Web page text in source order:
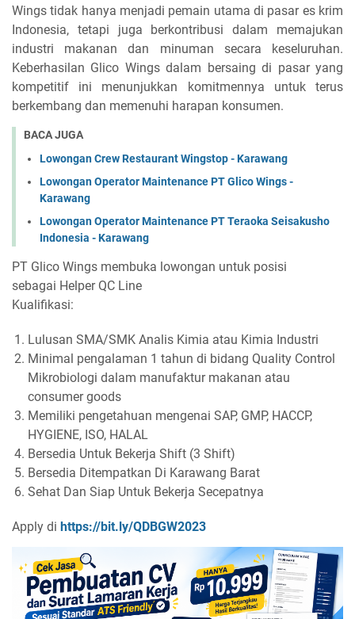
Wings tidak hanya menjadi pemain utama di pasar es krim
Indonesia, tetapi juga berkontribusi dalam memajukan
industri makanan dan minuman secara keseluruhan.
Keberhasilan Glico Wings dalam bersaing di pasar yang
kompetitif ini menunjukkan komitmennya untuk terus
berkembang dan memenuhi harapan konsumen.
BACA JUGA
Lowongan Crew Restaurant Wingstop - Karawang
Lowongan Operator Maintenance PT Glico Wings -
Karawang
Lowongan Operator Maintenance PT Teraoka Seisakusho
Indonesia - Karawang
PT Glico Wings membuka lowongan untuk posisi
sebagai Helper QC Line
Kualifikasi:
Lulusan SMA/SMK Analis Kimia atau Kimia Industri
Minimal pengalaman 1 tahun di bidang Quality Control
Mikrobiologi dalam manufaktur makanan atau
consumer goods
Memiliki pengetahuan mengenai SAP, GMP, HACCP,
HYGIENE, ISO, HALAL
Bersedia Untuk Bekerja Shift (3 Shift)
Bersedia Ditempatkan Di Karawang Barat
Sehat Dan Siap Untuk Bekerja Secepatnya
Apply di https://bit.ly/QDBGW2023